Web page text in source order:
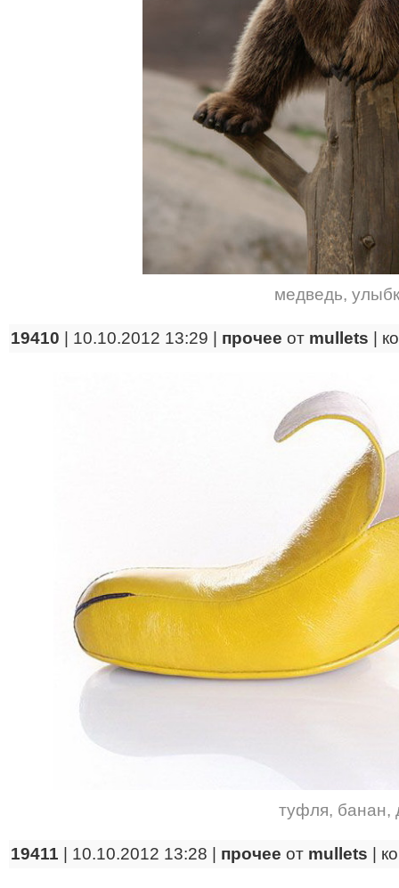
медведь,
19410 | 10.10.2012 13:29 | прочее от mullets
туфля, банан,
19411 | 10.10.2012 13:28 | прочее от mullets